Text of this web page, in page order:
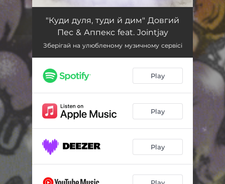
Куди дуля, туди й дим (feat. Jointjay) 02:49
"Куди дуля, туди й дим" Довгий
Пес & Аппекс feat. Jointjay
Зберігай на улюбленому музичному сервісі
Play
Play
Play
Play